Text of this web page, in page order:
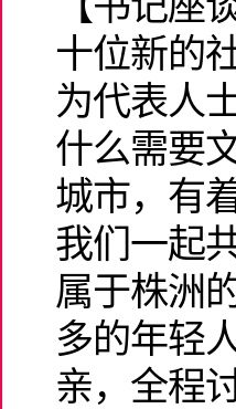
十位新的
为代表人
什么需要
城市，有
我们一起
属于株洲
多的年轻
亲，全程